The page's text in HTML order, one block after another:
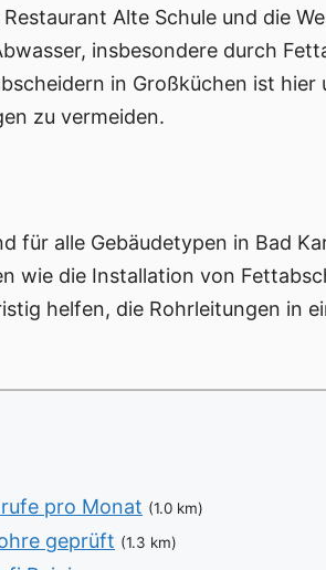
Alte Schule und die
insbesondere durch
in Großküchen ist hier
zu vermeiden.
für alle Gebäudetypen in Bad
wie die Installation von
helfen, die Rohrleitungen in
pro Monat (1.0 km)
geprüft (1.3 km)